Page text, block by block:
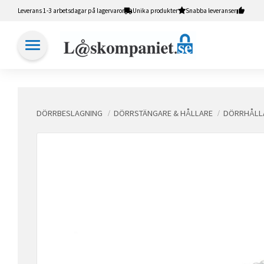
Leverans 1-3 arbetsdagar på lagervaror Unika produkter Snabba leveranser
DÖRRBESLAGNING DÖRRSTÄNGARE & HÅLLARE